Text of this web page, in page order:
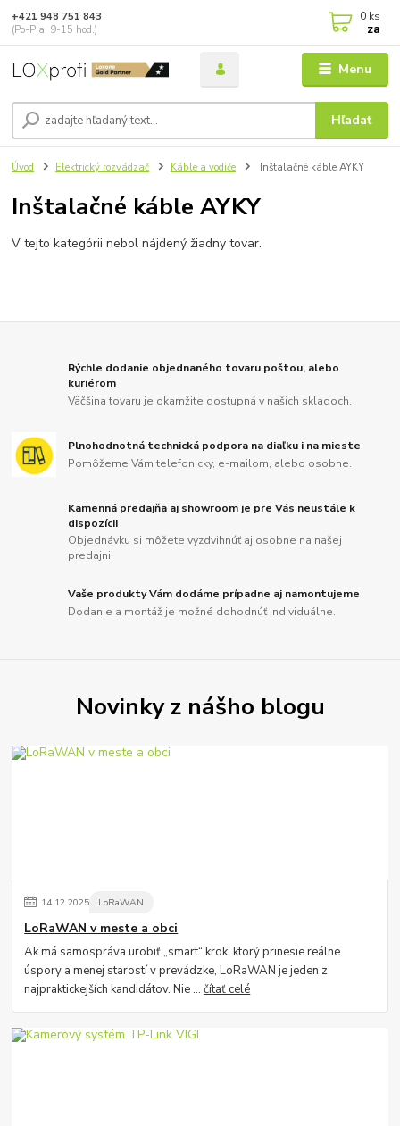
Menu
Hľadať
+421 948 751 843
(Po-Pia, 9-15 hod.)
0 ks
za
Úvod Elektrický rozvádzač Káble a vodiče Inštalačné káble AYKY
Inštalačné káble AYKY
V tejto kategórii nebol nájdený žiadny tovar.
Rýchle dodanie objednaného tovaru poštou, alebo
kuriérom
Väčšina tovaru je okamžite dostupná v našich skladoch.
Plnohodnotná technická podpora na diaľku i na mieste
Pomôžeme Vám telefonicky, e-mailom, alebo osobne.
Kamenná predajňa aj showroom je pre Vás neustále k
dispozícii
Objednávku si môžete vyzdvihnúť aj osobne na našej
predajni.
Vaše produkty Vám dodáme prípadne aj namontujeme
Dodanie a montáž je možné dohodnúť individuálne.
Novinky z nášho blogu
14.12.2025 LoRaWAN
LoRaWAN v meste a obci
Ak má samospráva urobiť „smart“ krok, ktorý prinesie reálne
úspory a menej starostí v prevádzke, LoRaWAN je jeden z
najpraktickejších kandidátov. Nie ...čítať celé